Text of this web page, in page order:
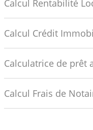
Calcul Rentabilité
Calcul Crédit
Calculatrice de prêt
Calcul Frais de